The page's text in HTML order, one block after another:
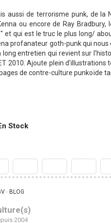
aussi de terrorisme punk, de la
ou encore de Ray
et qui est le truc le plus long/
profanateur goth-punk qui
long entretien qui revient sur
ET 2010. Ajoute plein
de contre-culture punkoïde
Stock
- BLOG
2004